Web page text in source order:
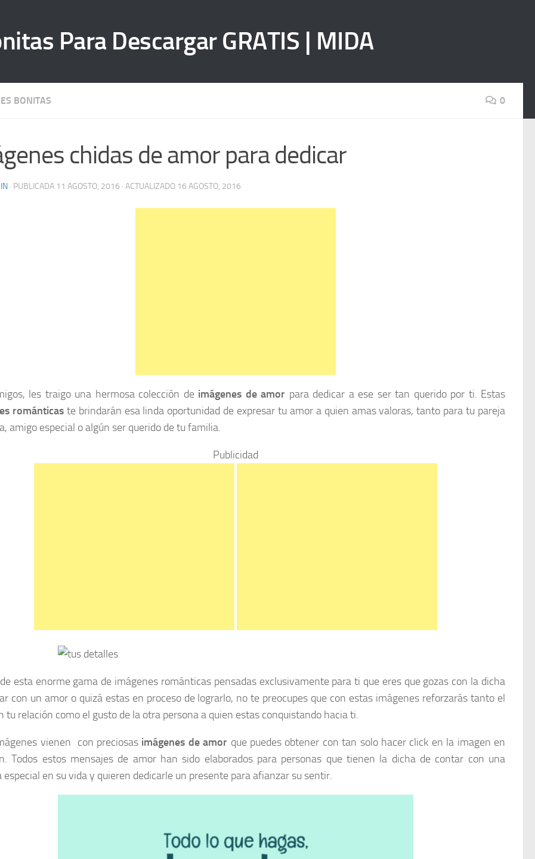
BONITAS 0
chidas de amor para dedicar
· PUBLICADA 11 AGOSTO, 2016 · ACTUALIZADO 16 AGOSTO, 2016
les traigo una hermosa colección de imágenes de amor para dedicar a ese ser tan querido por ti. Estas
románticaste brindarán esa linda oportunidad de expresar tu amor a quien amas valoras, tanto para tu pareja
amigo especial o algún ser querido de tu familia.
Publicidad
esta enorme gama de imágenes románticas pensadas exclusivamente para ti que eres que gozas con la dicha
con un amor o quizá estas en proceso de lograrlo, no te preocupes que con estas imágenes reforzarás tanto el
tu relación como el gusto de la otra persona a quien estas conquistando hacia ti.
vienen con preciosas imágenes de amor que puedes obtener con tan solo hacer click en la imagen en
Todos estos mensajes de amor han sido elaborados para personas que tienen la dicha de contar con una
especial en su vida y quieren dedicarle un presente para afianzar su sentir.